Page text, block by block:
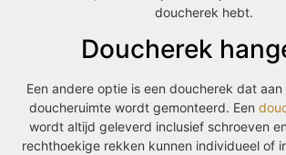
doucherek hebt.
Doucherek
Een andere optie is een doucherek dat
doucheruimte wordt gemonteerd. Een
wordt altijd geleverd inclusief schroeven
rechthoekige rekken kunnen individueel of